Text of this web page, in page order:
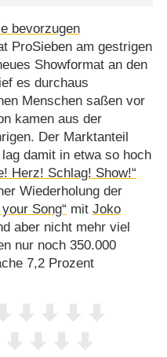
bevorzugen
ProSieben am gestrigen
Showformat an den
es durchaus
Menschen saßen vor
kamen aus der
Der Marktanteil
damit in etwa so hoch
Herz! Schlag! Show!“
Wiederholung der
Song“ mit Joko
aber nicht mehr viel
nur noch 350.000
7,2 Prozent